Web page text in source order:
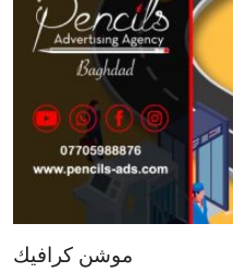
موشن كرافيك